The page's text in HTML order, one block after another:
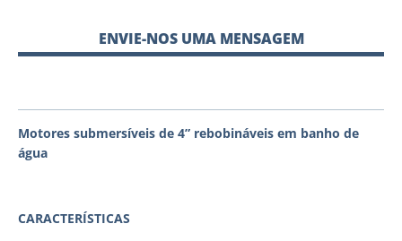
ENVIE-NOS UMA MENSAGEM
Motores submersíveis de 4” rebobináveis em banho de
água
CARACTERÍSTICAS